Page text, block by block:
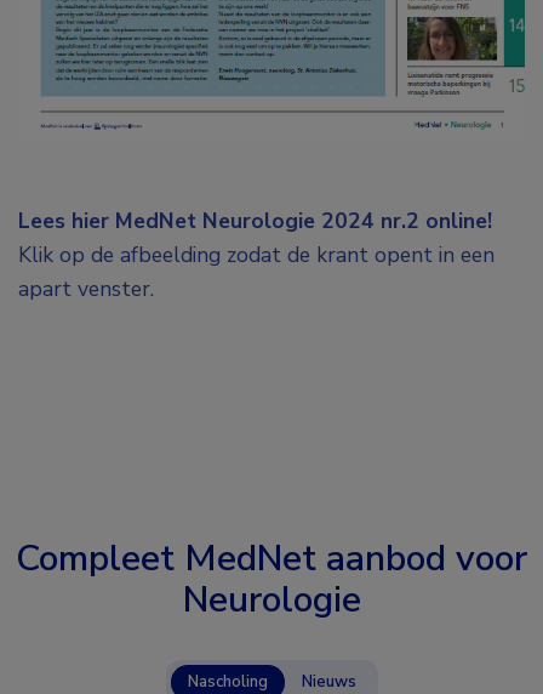
Lees hier MedNet Neurologie 2024 nr.2 online!
Klik op de afbeelding zodat de krant opent in een
apart venster.
Compleet MedNet aanbod voor
Neurologie
Nascholing Nieuws